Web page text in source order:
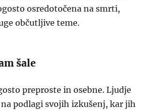
osredotočena na smrti,
občutljive teme.
šale
preproste in osebne. Ljudje
podlagi svojih izkušenj, kar jih